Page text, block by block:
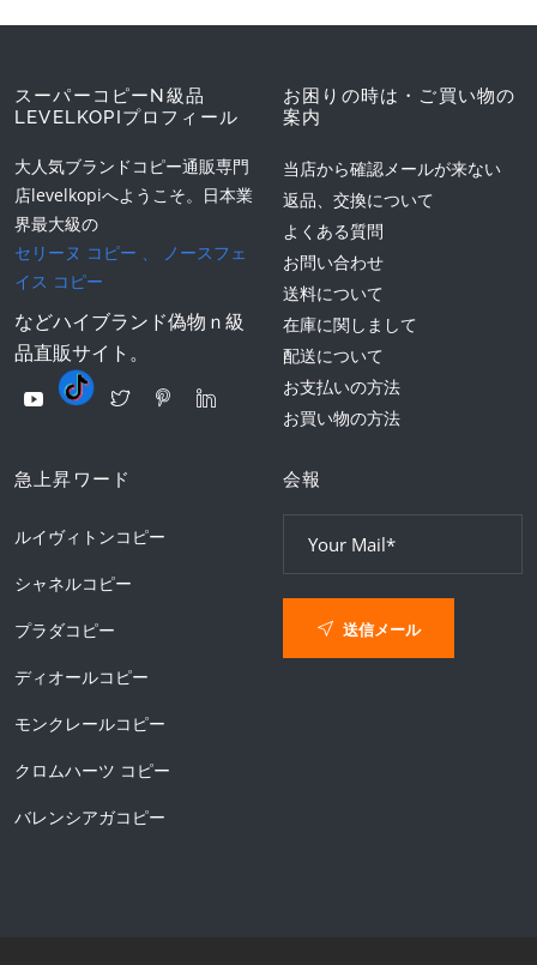
スーパーコピーN級品
LEVELKOPIプロフィール
大人気ブランドコピー通販専門
店levelkopiへようこそ。日本業
界最大級の
セリーヌ コピー 、
ノースフェ
イス コピー
などハイブランド偽物ｎ級
品直販サイト。
お困りの時は・ご買い物の
案内
当店から確認メールが来ない
返品、交換について
よくある質問
お問い合わせ
送料について
在庫に関しまして
配送について
お支払いの方法
お買い物の方法
急上昇ワード
ルイヴィトンコピー
シャネルコピー
プラダコピー
ディオールコピー
モンクレールコピー
クロムハーツ コピー
バレンシアガコピー
会報
送信メール